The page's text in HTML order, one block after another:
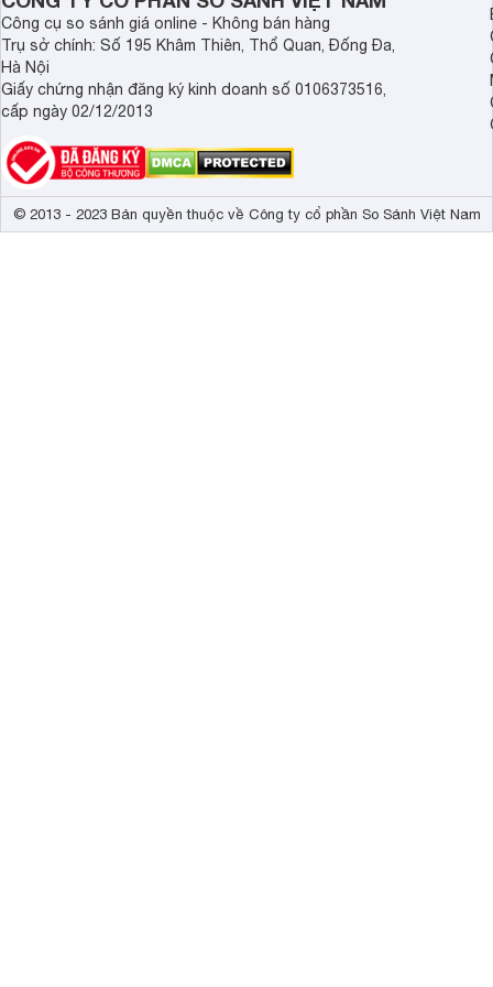
Cảnh báo khi
Khóa bảng
Cảnh báo nồi
Tự tắt khi
Công cụ so sánh giá online - Không bán hàng
Trụ sở chính: Số 195 Khâm Thiên, Thổ Quan, Đống Đa,
Hà Nội
Giấy chứng nhận đăng ký kinh doanh số 0106373516,
cấp ngày 02/12/2013
© 2013 - 2023 Bản quyền thuộc về Công ty cổ phần So Sánh Việt Nam